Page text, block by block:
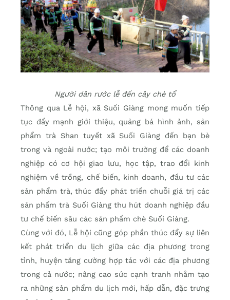
Người dân rước lễ đến cây chè tổ
Thông qua Lễ hội, xã Suối Giàng mong muốn tiếp
tục đẩy mạnh giới thiệu, quảng bá hình ảnh, sản
phẩm trà Shan tuyết xã Suối Giàng đến bạn bè
trong và ngoài nước; tạo môi trường để các doanh
nghiệp có cơ hội giao lưu, học tập, trao đổi kinh
nghiệm về trồng, chế biến, kinh doanh, đầu tư các
sản phẩm trà, thúc đẩy phát triển chuỗi giá trị các
sản phẩm trà Suối Giàng thu hút doanh nghiệp đầu
tư chế biến sâu các sản phẩm chè Suối Giàng.
Cùng với đó, Lễ hội cũng góp phần thúc đẩy sự liên
kết phát triển du lịch giữa các địa phương trong
tỉnh, huyện tăng cường hợp tác với các địa phương
trong cả nước; nâng cao sức cạnh tranh nhằm tạo
ra những sản phẩm du lịch mới, hấp dẫn, đặc trưng